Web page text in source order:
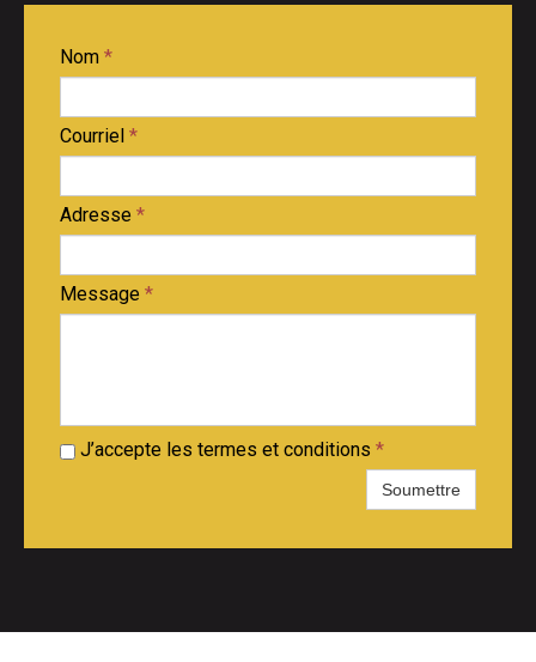
Nom *
Courriel *
Adresse *
Message *
J’accepte les termes et conditions *
Soumettre